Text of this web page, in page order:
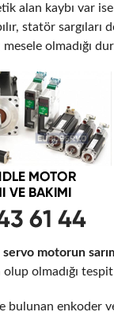
alan kaybı var
statör
mesele olmadığı
motorun
olmadığı
bulunan enkoder